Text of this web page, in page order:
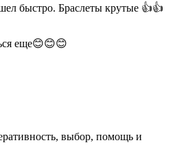
быстро. Браслеты крутые 👍👍
еще😊😊😊
выбор, помощь и